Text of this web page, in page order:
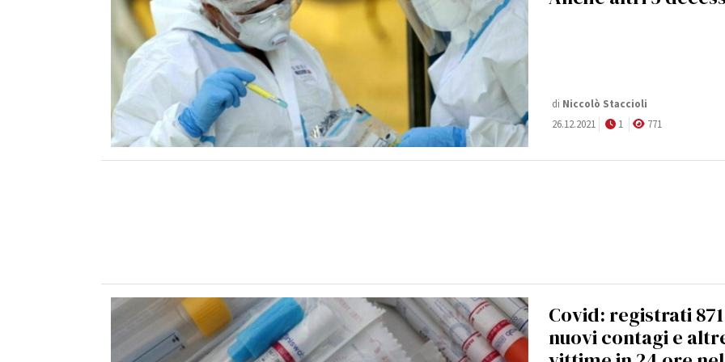
di Niccolò Staccioli
26.12.2021
1 771
Covid: registrati 871
nuovi contagi e